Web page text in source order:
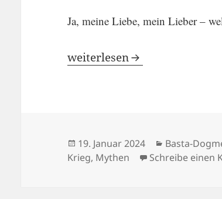
Ja, meine Liebe, mein Lieber –
Voller Morden? Nein, die
weiter­lesen
Veröffentlicht
am
19. Januar 2024 Kategorien
Basta-
Krieg, Mythen Schreibe einen